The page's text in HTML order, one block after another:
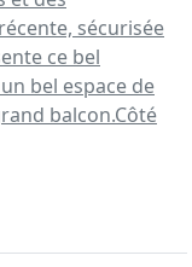
sécurisée
ce bel
bel espace de
balcon.Côté